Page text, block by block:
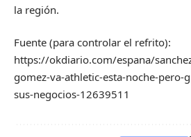
la región.
Fuente (para controlar el refrito):
https://okdiario.com/espana/
gomez-va-athletic-esta-noche-pero-
sus-negocios-12639511